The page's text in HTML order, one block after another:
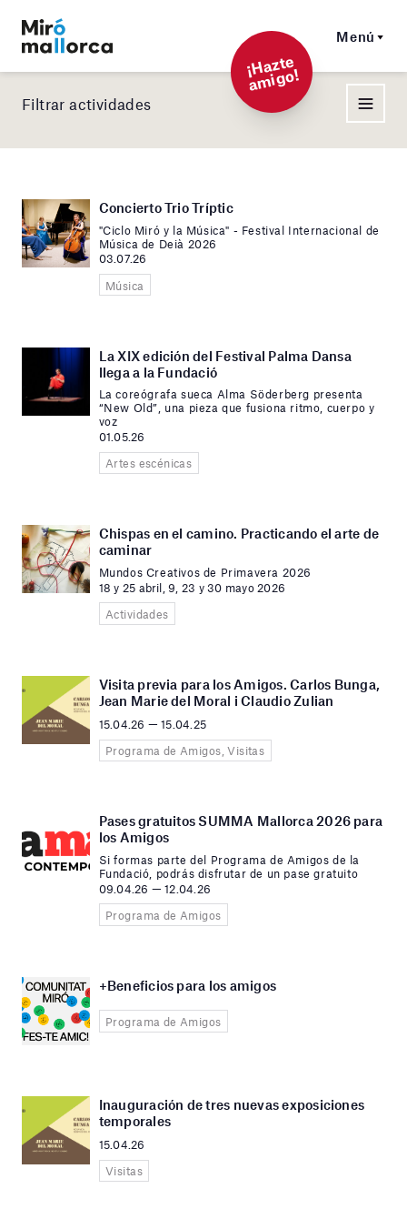
Menú
¡
Hazt
e
a
mi
g
o!
Filtrar actividades
Concierto Trio Tríptic
"Ciclo Miró y la Música" - Festival Internacional de
Música de Deià 2026
03.07.26
Música
La XIX edición del Festival Palma Dansa
llega a la Fundació
La coreógrafa sueca Alma Söderberg presenta
“New Old”, una pieza que fusiona ritmo, cuerpo y
voz
01.05.26
Artes escénicas
Chispas en el camino. Practicando el arte de
caminar
Mundos Creativos de Primavera 2026
18 y 25 abril, 9, 23 y 30 mayo 2026
Actividades
Visita previa para los Amigos. Carlos Bunga,
Jean Marie del Moral i Claudio Zulian
15.04.26 — 15.04.25
Programa de Amigos, Visitas
Pases gratuitos SUMMA Mallorca 2026 para
los Amigos
Si formas parte del Programa de Amigos de la
Fundació, podrás disfrutar de un pase gratuito
09.04.26 — 12.04.26
Programa de Amigos
+Beneficios para los amigos
Programa de Amigos
Inauguración de tres nuevas exposiciones
temporales
15.04.26
Visitas